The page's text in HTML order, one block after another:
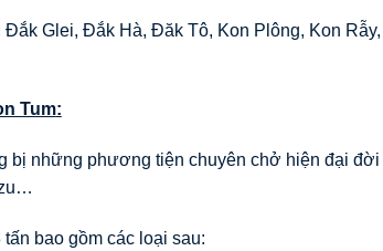
Glei, Đắk Hà, Đăk Tô, Kon Plông, Kon Rẫy,
Tum:
bị những phương tiện chuyên chở hiện đại đời
bao gồm các loại sau: